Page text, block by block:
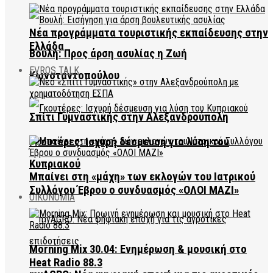
Βουλή: Προς άρση ασυλίας η Ζωή
Κωνσταντοπούλου
Γκουτέρες: Ισχυρή δέσμευση για λύση του
Κυπριακού
ΟΙΚΟΝΟΜΙΑ
Νέα προγράμματα τουριστικής εκπαίδευσης στην
Ελλάδα
EVROS TALK
Σπίτι Γυμναστικής στην Αλεξανδρούπολη
Μπαίνει στη «μάχη» των εκλογών του Ιατρικού
Συλλόγου Έβρου ο συνδυασμός «ΟΛΟΙ ΜΑΖΙ»
Morning Mix 30.04: Ενημέρωση & μουσική στο
Heat Radio 88.3